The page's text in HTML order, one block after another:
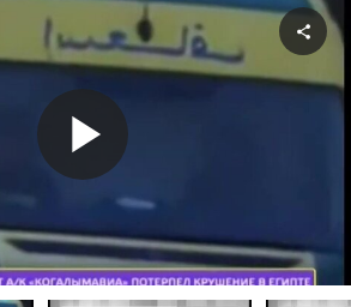
Play
Video